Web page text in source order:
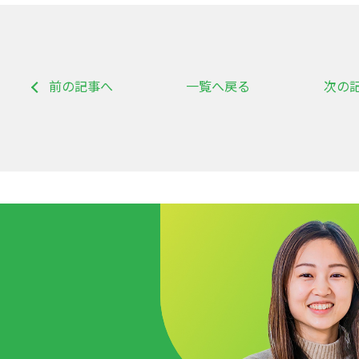
前の記事へ 次の
一覧へ戻る